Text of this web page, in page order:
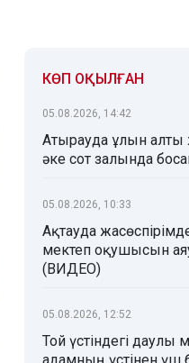
КӨП ОҚЫЛҒАН
05.08.2026, 14:42
Атырауда ұлын
әке сот залында
05.08.2026, 10:33
Ақтауда
мектеп оқушысын
(ВИДЕО)
05.08.2026, 12:52
Той үстіндегі даулы